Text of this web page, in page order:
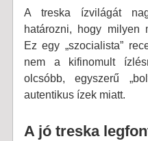
A treska ízvilágát
határozni, hogy milyen
Ez egy „szocialista”
nem a kifinomult
olcsóbb, egyszerű
autentikus ízek miatt.
A jó treska